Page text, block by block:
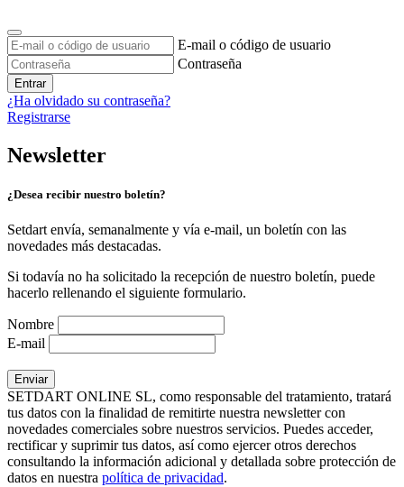
E-mail o código de usuario
Contraseña
Entrar
¿Ha olvidado su contraseña?
Registrarse
Newsletter
¿Desea recibir nuestro boletín?
Setdart envía, semanalmente y vía e-mail, un boletín con las
novedades más destacadas.
Si todavía no ha solicitado la recepción de nuestro boletín, puede
hacerlo rellenando el siguiente formulario.
Nombre
E-mail
SETDART ONLINE SL, como responsable del tratamiento, tratará
tus datos con la finalidad de remitirte nuestra newsletter con
novedades comerciales sobre nuestros servicios. Puedes acceder,
rectificar y suprimir tus datos, así como ejercer otros derechos
consultando la información adicional y detallada sobre protección de
datos en nuestra política de privacidad.